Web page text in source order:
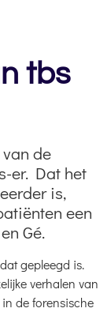
tbs
de
er. Dat het
is,
een
Gé.
gepleegd is.
verhalen van
de forensische